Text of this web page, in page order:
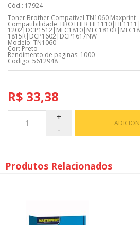
Cód.: 17924
Toner Brother Compativel TN1060 Maxprint
Compatibilidade: BROTHER
1815R|DCP­1602|DCP­1617NW
Modelo: TN­1060
Cor: Preto
Rendimento de paginas: 1000
Codigo: 5612948
R$ 33,38
Produtos Relacionados